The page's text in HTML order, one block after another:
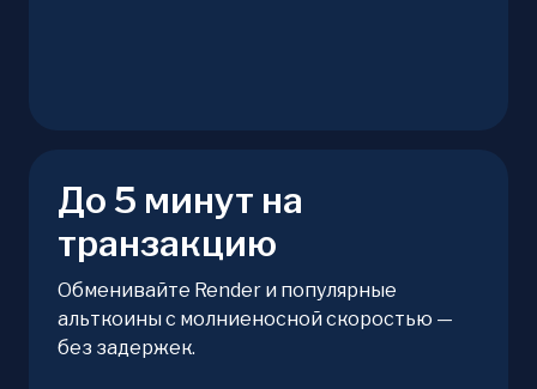
До 5 минут на
транзакцию
Обменивайте Render и популярные
альткоины с молниеносной скоростью —
без задержек.